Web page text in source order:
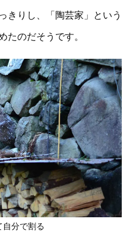
きりし、「陶芸家」という
たのだそうです。
自分で割る